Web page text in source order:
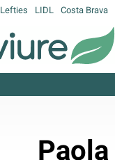
Lefties LIDL Costa Brava